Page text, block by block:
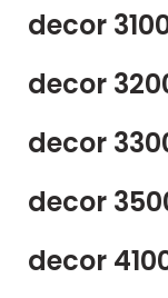
decor
decor
decor
decor
decor